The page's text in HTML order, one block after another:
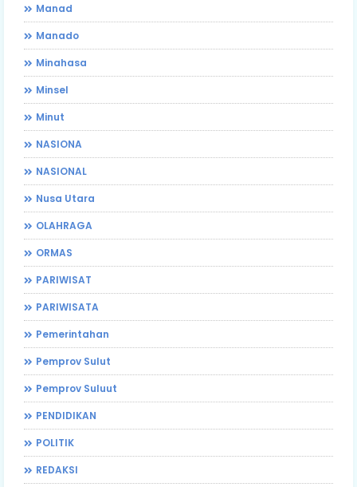
Manad
Manado
Minahasa
Minsel
Minut
NASIONA
NASIONAL
Nusa Utara
OLAHRAGA
ORMAS
PARIWISAT
PARIWISATA
Pemerintahan
Pemprov Sulut
Pemprov Suluut
PENDIDIKAN
POLITIK
REDAKSI